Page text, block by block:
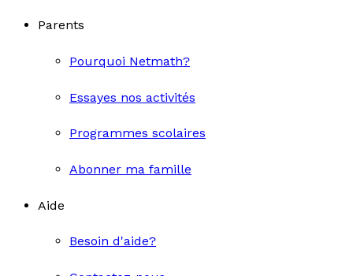
Parents
Pourquoi Netmath?
Essayes nos activités
Programmes scolaires
Abonner ma famille
Aide
Besoin d'aide?